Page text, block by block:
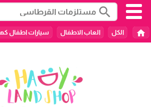
search
home الكل العاب الاطفال سيارات اطفال